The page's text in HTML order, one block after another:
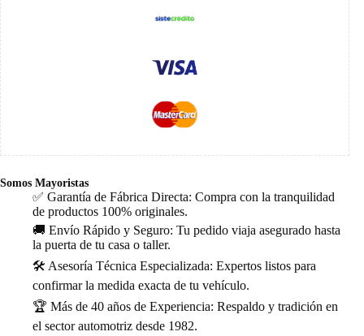
Somos Mayoristas
✅ Garantía de Fábrica Directa: Compra con la tranquilidad
de productos 100% originales.
🚚 Envío Rápido y Seguro: Tu pedido viaja asegurado hasta
la puerta de tu casa o taller.
🛠️ Asesoría Técnica Especializada: Expertos listos para
confirmar la medida exacta de tu vehículo.
🏆 Más de 40 años de Experiencia: Respaldo y tradición en
el sector automotriz desde 1982.